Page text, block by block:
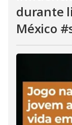
durante
México